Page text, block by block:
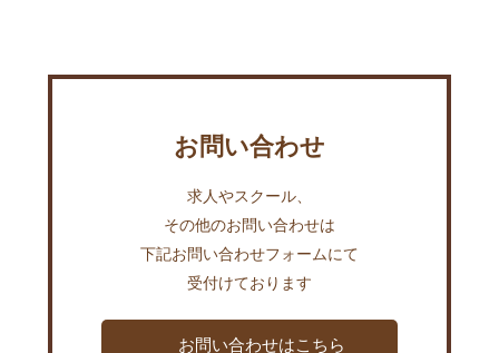
お問い合わせ
求人やスクール、
その他のお問い合わせは
下記お問い合わせフォームにて
受付けております
お問い合わせはこちら